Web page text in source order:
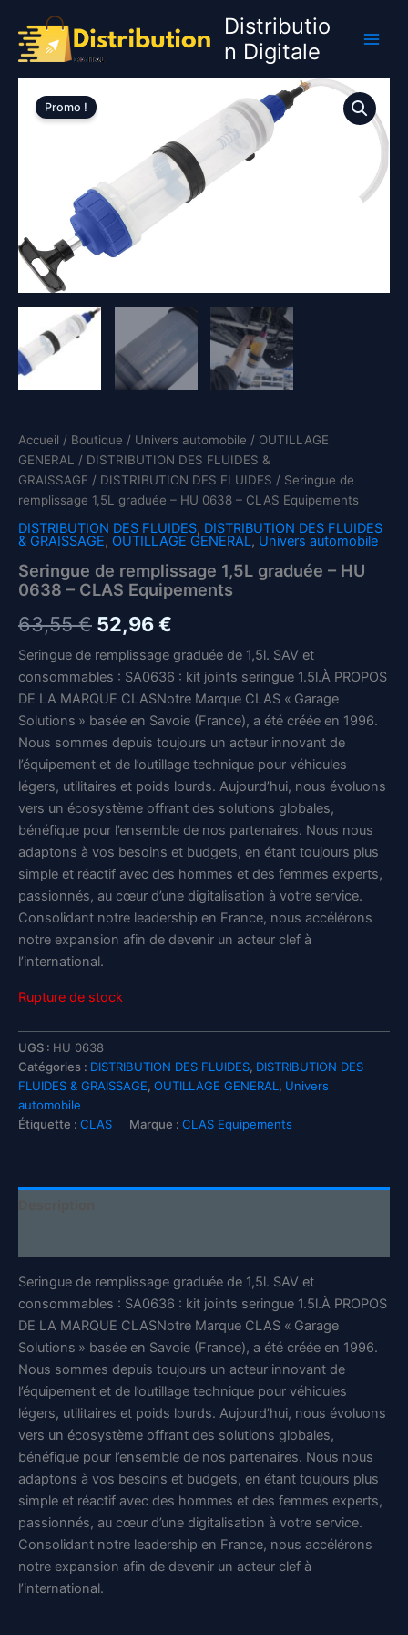
contenu
Distributio
n Digitale
Promo !
Accueil / Boutique / Univers automobile / OUTILLAGE
GENERAL
/ DISTRIBUTION DES FLUIDES &
GRAISSAGE / DISTRIBUTION DES FLUIDES / Seringue de
remplissage 1,5L graduée – HU 0638 – CLAS Equipements
DISTRIBUTION DES FLUIDES, DISTRIBUTION DES FLUIDES
& GRAISSAGE, OUTILLAGE GENERAL, Univers automobile
Seringue de remplissage 1,5L graduée – HU
0638 – CLAS Equipements
63,55€ Le
prix
initial
était :
63,55 €.
52,96€
prix
actuel
est :
52,96 €.
Seringue de remplissage graduée de 1,5l. SAV et
consommables : SA0636 : kit joints seringue 1.5l.À PROPOS
DE LA MARQUE CLASNotre Marque CLAS « Garage
Solutions » basée en Savoie (France), a été créée en 1996.
Nous sommes depuis toujours un acteur innovant de
l’équipement et de l’outillage technique pour véhicules
légers, utilitaires et poids lourds. Aujourd’hui, nous évoluons
vers un écosystème offrant des solutions globales,
bénéfique pour l’ensemble de nos partenaires. Nous nous
adaptons à vos besoins et budgets, en étant toujours plus
simple et réactif avec des hommes et des femmes experts,
passionnés, au cœur d’une digitalisation à votre service.
Consolidant notre leadership en France, nous accélérons
notre expansion afin de devenir un acteur clef à
l’international.
Rupture de stock
UGS : HU 0638
Catégories : DISTRIBUTION DES FLUIDES DISTRIBUTION DES
FLUIDES & GRAISSAGE OUTILLAGE GENERAL
Univers
automobile
Étiquette : CLAS Marque : CLAS Equipements
Seringue de remplissage graduée de 1,5l. SAV et
consommables : SA0636 : kit joints seringue 1.5l.À PROPOS
DE LA MARQUE CLASNotre Marque CLAS « Garage
Solutions » basée en Savoie (France), a été créée en 1996.
Nous sommes depuis toujours un acteur innovant de
l’équipement et de l’outillage technique pour véhicules
légers, utilitaires et poids lourds. Aujourd’hui, nous évoluons
vers un écosystème offrant des solutions globales,
bénéfique pour l’ensemble de nos partenaires. Nous nous
adaptons à vos besoins et budgets, en étant toujours plus
simple et réactif avec des hommes et des femmes experts,
passionnés, au cœur d’une digitalisation à votre service.
Consolidant notre leadership en France, nous accélérons
notre expansion afin de devenir un acteur clef à
l’international.